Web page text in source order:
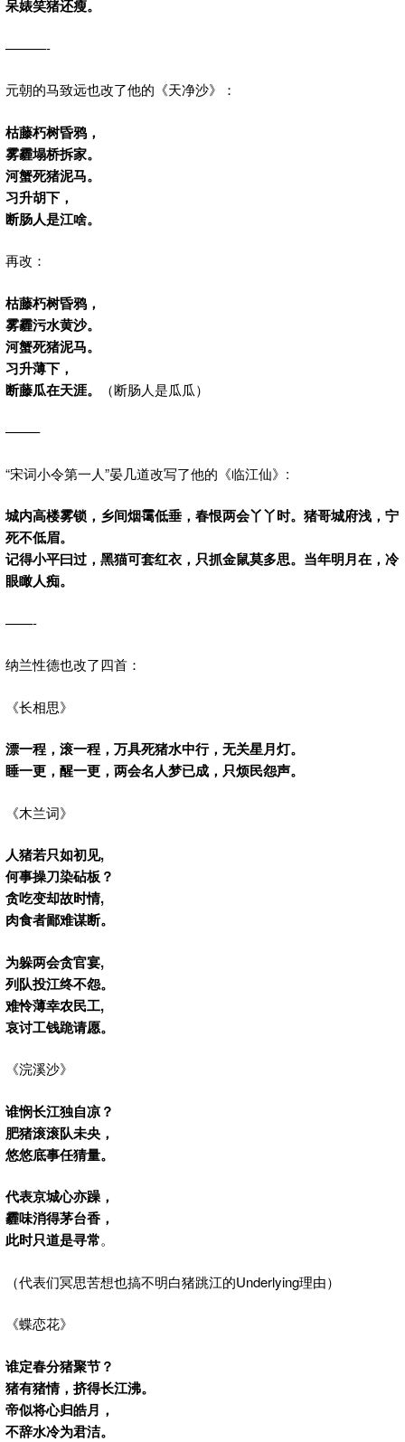
呆婊笑猪还瘦。
———-
元朝的马致远也改了他的《天净沙》：
枯藤朽树昏鸦，
雾霾塌桥拆家。
河蟹死猪泥马。
习升胡下，
断肠人是江啥。
再改：
枯藤朽树昏鸦，
雾霾污水黄沙。
河蟹死猪泥马。
习升薄下，
断藤瓜在天涯。
（断肠人是瓜瓜）
——–
“宋词小令第一人”晏几道改写了他的《临江仙》:
城内高楼雾锁，乡间烟霭低垂，春恨两会丫丫时。猪哥城府浅，宁
死不低眉。
记得小平曰过，黑猫可套红衣，只抓金鼠莫多思。当年明月在，冷
眼瞰人痴。
——-
纳兰性德也改了四首：
《长相思》
漂一程，滚一程，万具死猪水中行，无关星月灯。
睡一更，醒一更，两会名人梦已成，只烦民怨声。
《木兰词》
人猪若只如初见,
何事操刀染砧板？
贪吃变却故时情,
肉食者鄙难谋断。
为躲两会贪官宴,
列队投江终不怨。
难怜薄幸农民工,
哀讨工钱跪请愿。
《浣溪沙》
谁悯长江独自凉？
肥猪滚滚队未央，
悠悠底事任猜量。
代表京城心亦躁，
霾味消得茅台香，
此时只道是寻常。
（代表们冥思苦想也搞不明白猪跳江的Underlying理由）
《蝶恋花》
谁定春分猪聚节？
猪有猪情，挤得长江沸。
帝似将心归皓月，
不辞水冷为君洁。